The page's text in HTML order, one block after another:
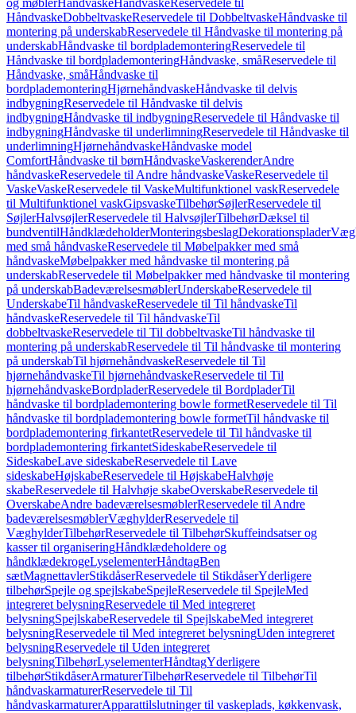
og møblerHåndvaskeHåndvaskeReservedele til
HåndvaskeDobbeltvaskeReservedele til DobbeltvaskeHåndvaske til
montering på underskabReservedele til Håndvaske til montering på
underskabHåndvaske til bordplademonteringReservedele til
Håndvaske til bordplademonteringHåndvaske, småReservedele til
Håndvaske, småHåndvaske til
bordplademonteringHjørnehåndvaskeHåndvaske til delvis
indbygningReservedele til Håndvaske til delvis
indbygningHåndvaske til indbygningReservedele til Håndvaske til
indbygningHåndvaske til underlimningReservedele til Håndvaske til
underlimningHjørnehåndvaskeHåndvaske model
ComfortHåndvaske til børnHåndvaskeVaskerenderAndre
håndvaskeReservedele til Andre håndvaskeVaskeReservedele til
VaskeVaskeReservedele til VaskeMultifunktionel vaskReservedele
til Multifunktionel vaskGipsvaskeTilbehørSøjlerReservedele til
SøjlerHalvsøjlerReservedele til HalvsøjlerTilbehørDæksel til
bundventilHåndklædeholderMonteringsbeslagDekorationsplader
med små håndvaskeReservedele til Møbelpakker med små
håndvaskeMøbelpakker med håndvaske til montering på
underskabReservedele til Møbelpakker med håndvaske til montering
på underskabBadeværelsesmøblerUnderskabeReservedele til
UnderskabeTil håndvaskeReservedele til Til håndvaskeTil
håndvaskeReservedele til Til håndvaskeTil
dobbeltvaskeReservedele til Til dobbeltvaskeTil håndvaske til
montering på underskabReservedele til Til håndvaske til montering
på underskabTil hjørnehåndvaskeReservedele til Til
hjørnehåndvaskeTil hjørnehåndvaskeReservedele til Til
hjørnehåndvaskeBordpladerReservedele til BordpladerTil
håndvaske til bordplademontering bowle formetReservedele til Til
håndvaske til bordplademontering bowle formetTil håndvaske til
bordplademontering firkantetReservedele til Til håndvaske til
bordplademontering firkantetSideskabeReservedele til
SideskabeLave sideskabeReservedele til Lave
sideskabeHøjskabeReservedele til HøjskabeHalvhøje
skabeReservedele til Halvhøje skabeOverskabeReservedele til
OverskabeAndre badeværelsesmøblerReservedele til Andre
badeværelsesmøblerVæghylderReservedele til
VæghylderTilbehørReservedele til TilbehørSkuffeindsatser og
kasser til organiseringHåndklædeholdere og
håndklædekrogeLyselementerHåndtagBen
sætMagnettavlerStikdåserReservedele til StikdåserYderligere
tilbehørSpejle og spejlskabeSpejleReservedele til SpejleMed
integreret belysningReservedele til Med integreret
belysningSpejlskabeReservedele til SpejlskabeMed integreret
belysningReservedele til Med integreret belysningUden integreret
belysningReservedele til Uden integreret
belysningTilbehørLyselementerHåndtagYderligere
tilbehørStikdåserArmaturerTilbehørReservedele til TilbehørTil
håndvaskarmaturerReservedele til Til
håndvaskarmaturerApparattilslutninger til vaskeplads, køkkenvask,